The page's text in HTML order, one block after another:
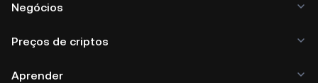
Negócios
Preços de criptos
Aprender